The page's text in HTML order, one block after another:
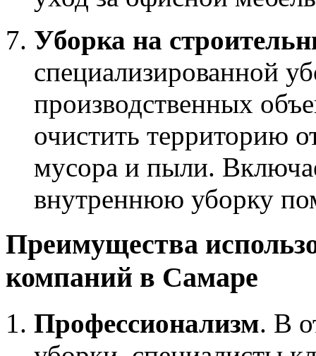
Уборка на
специализированной
производственных
очистить территорию
мусора и пыли.
внутреннюю уборку
Преимущества
компаний в Самаре
Профессионализм. В